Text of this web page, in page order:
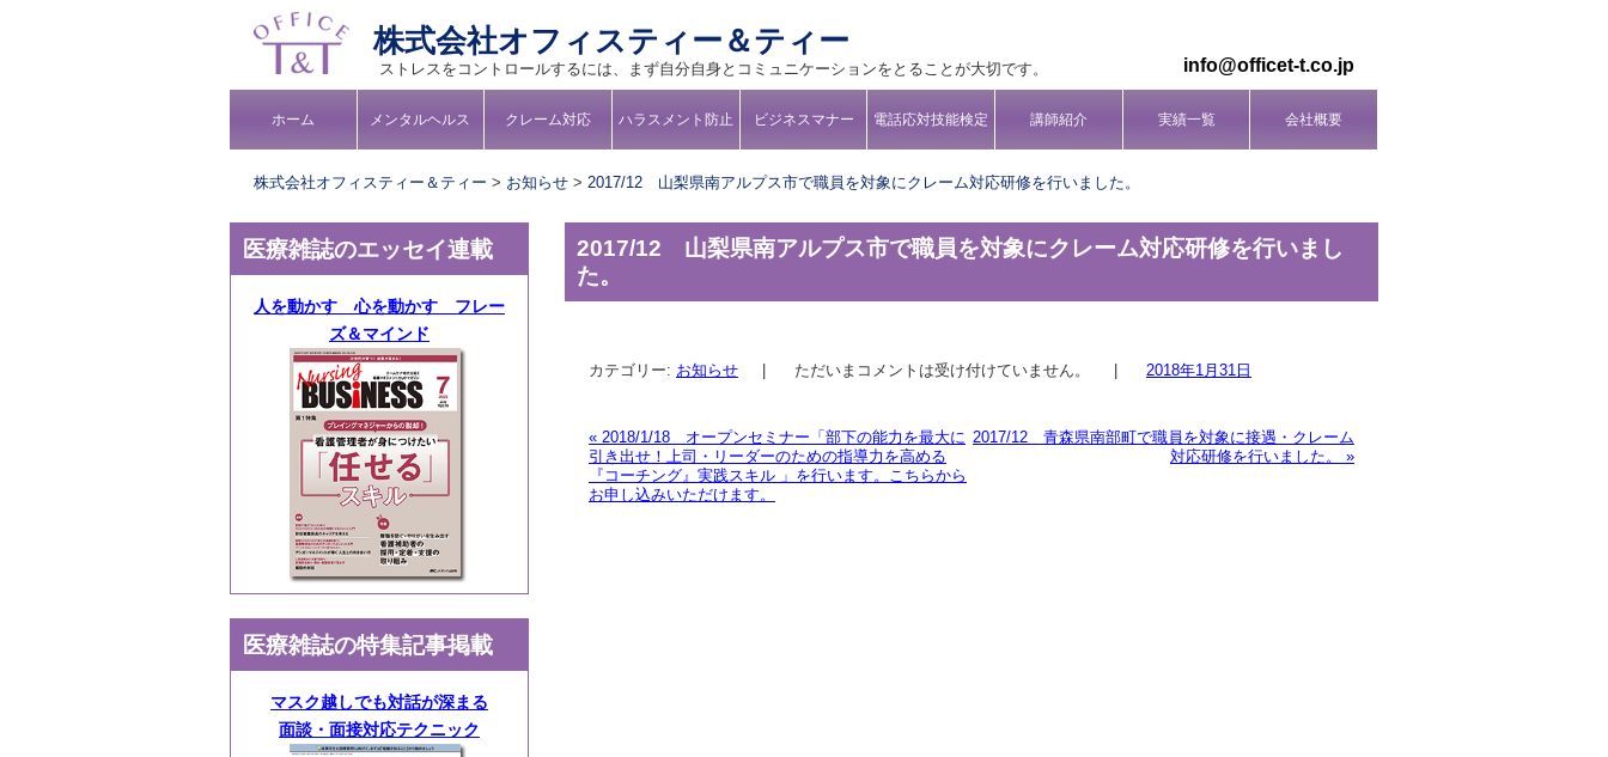
株式会社オフィスティー＆ティー
ストレスをコントロールするには、まず自分自身とコミュニケーションをとることが大切です。 info@officet-t.co.jp
メインメニュー
ツ
へ
ホーム メンタルヘルス クレーム対応 ハラスメント防止 ビジネスマナー 電話応対技能検定 講師紹介 実績一覧 会社概要
株式会社オフィスティー＆ティー > お知らせ > 2017/12 山梨県南アルプス市で職員を対象にクレーム対応研修を行いました。
2017/12 山梨県南アルプス市で職員を対象にクレーム対応研修を行いまし
た。
カテゴリー: お知らせ ただいまコメントは受け付けていません。 2018年1月31日
投稿ナビゲーション
« 2018/1/18 オープンセミナー「部下の能力を最大に
引き出せ！上司・リーダーのための指導力を高める
『コーチング』実践スキル 」を行います。こちらから
お申し込みいただけます。
2017/12 青森県南部町で職員を対象に接遇・クレーム
対応研修を行いました。 »
医療雑誌のエッセイ連載
人を動かす 心を動かす フレー
ズ＆マインド
医療雑誌の特集記事掲載
マスク越しでも対話が深まる
面談・面接対応テクニック